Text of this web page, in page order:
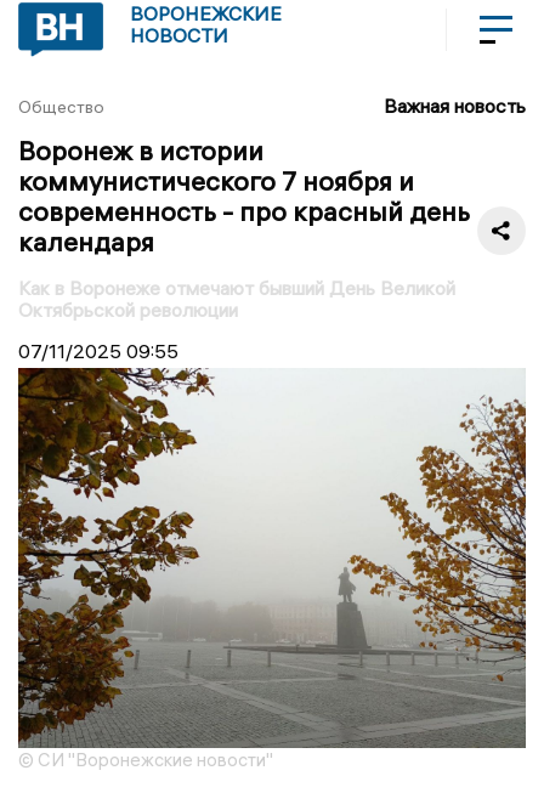
ВОРОНЕЖСКИЕ
НОВОСТИ
Общество Важная новость
Воронеж в истории
коммунистического 7 ноября и
современность - про красный день
календаря
Как в Воронеже отмечают бывший День Великой
Октябрьской революции
07/11/2025 09:55
© СИ "Воронежские новости"